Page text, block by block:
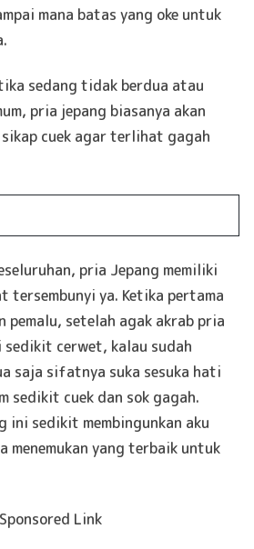
mana batas yang oke untuk
sedang tidak berdua atau
pria jepang biasanya akan
cuek agar terlihat gagah
pria Jepang memiliki
tersembunyi ya. Ketika pertama
pemalu, setelah agak akrab pria
sedikit cerwet, kalau sudah
saja sifatnya suka sesuka hati
sedikit cuek dan sok gagah.
ini sedikit membingunkan aku
menemukan yang terbaik untuk
Sponsored Link